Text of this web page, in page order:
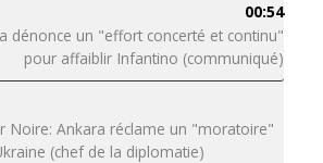
00:54
dénonce un "effort concerté et continu"
pour affaiblir Infantino (communiqué)
Noire: Ankara réclame un "moratoire"
(chef de la diplomatie)